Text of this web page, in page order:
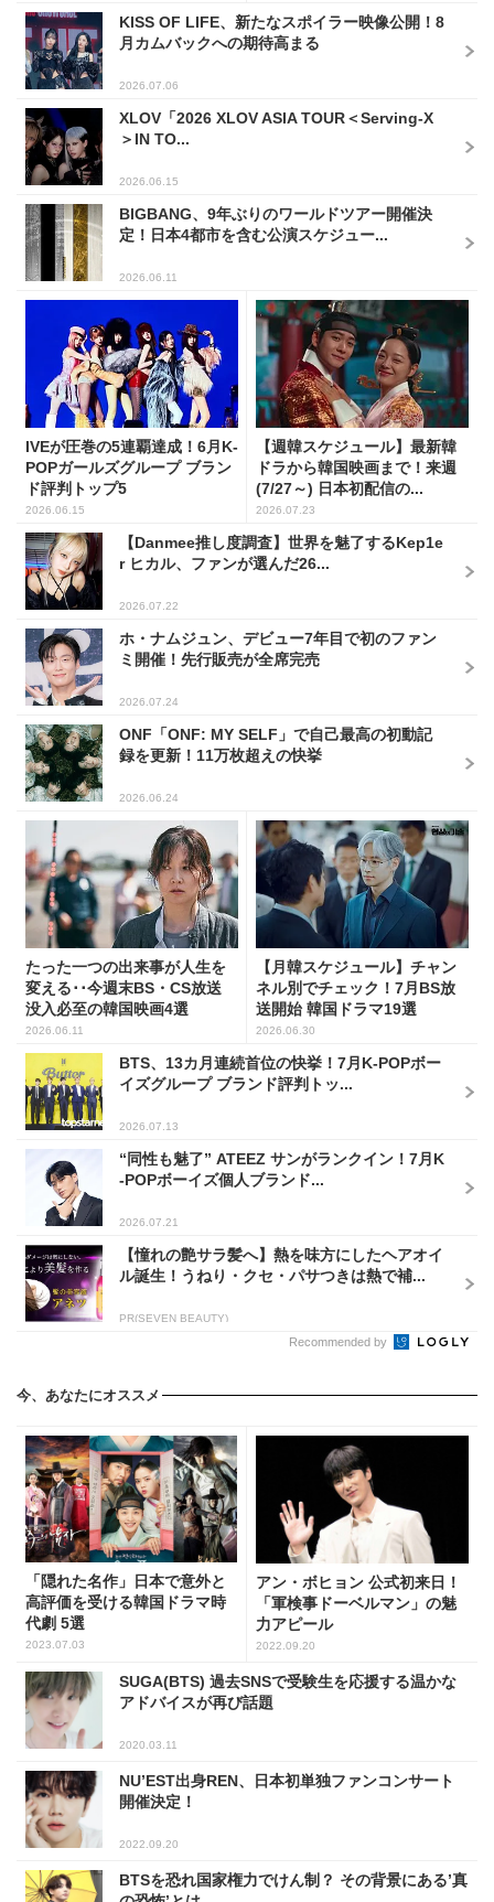
KISS OF LIFE、新たなスポイラー映像公開！8
月カムバックへの期待高まる
2026.07.06
XLOV「2026 XLOV ASIA TOUR＜Serving-X
＞IN TO...
2026.06.15
BIGBANG、9年ぶりのワールドツアー開催決
定！日本4都市を含む公演スケジュー...
2026.06.11
IVEが圧巻の5連覇達成！6月K-
POPガールズグループ ブラン
ド評判トップ5
2026.06.15
【週韓スケジュール】最新韓
ドラから韓国映画まで！来週
(7/27～) 日本初配信の...
2026.07.23
【Danmee推し度調査】世界を魅了するKep1e
r ヒカル、ファンが選んだ26...
2026.07.22
ホ・ナムジュン、デビュー7年目で初のファン
ミ開催！先行販売が全席完売
2026.07.24
ONF「ONF: MY SELF」で自己最高の初動記
録を更新！11万枚超えの快挙
2026.06.24
たった一つの出来事が人生を
変える･･今週末BS・CS放送
没入必至の韓国映画4選
2026.06.11
【月韓スケジュール】チャン
ネル別でチェック！7月BS放
送開始 韓国ドラマ19選
2026.06.30
BTS、13カ月連続首位の快挙！7月K-POPボー
イズグループ ブランド評判トッ...
2026.07.13
“同性も魅了” ATEEZ サンがランクイン！7月K
-POPボーイズ個人ブランド...
2026.07.21
【憧れの艶サラ髪へ】熱を味方にしたヘアオイ
ル誕生！うねり・クセ・パサつきは熱で補...
PR(SEVEN BEAUTY)
Recommended by
今、あなたにオススメ
「隠れた名作」日本で意外と
高評価を受ける韓国ドラマ時
代劇 5選
2023.07.03
アン・ボヒョン 公式初来日！
「軍検事ドーベルマン」の魅
力アピール
2022.09.20
SUGA(BTS) 過去SNSで受験生を応援する温かな
アドバイスが再び話題
2020.03.11
NU’EST出身REN、日本初単独ファンコンサート
開催決定！
2022.09.20
BTSを恐れ国家権力でけん制？ その背景にある’真